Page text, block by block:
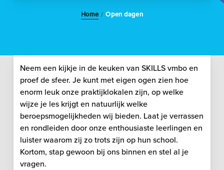
Home / Open dagen
Neem een kijkje in de keuken van SKILLS vmbo en
proef de sfeer. Je kunt met eigen ogen zien hoe
enorm leuk onze praktijklokalen zijn, op welke
wijze je les krijgt en natuurlijk welke
beroepsmogelijkheden wij bieden. Laat je verrassen
en rondleiden door onze enthousiaste leerlingen en
luister waarom zij zo trots zijn op hun school.
Kortom, stap gewoon bij ons binnen en stel al je
vragen.